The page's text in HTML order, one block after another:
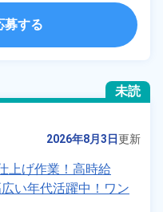
募する
未読
2026年8月3日更新
上げ作業！高時給
い年代活躍中！ワン
担！正社員登用制度あ